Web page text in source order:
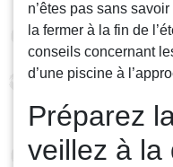
n’êtes pas sans
la fermer à la fin de
conseils concernant
d’une piscine à
Préparez
veillez à la